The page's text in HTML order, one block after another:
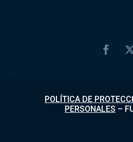
POLÍTICA DE
PERSONALES –